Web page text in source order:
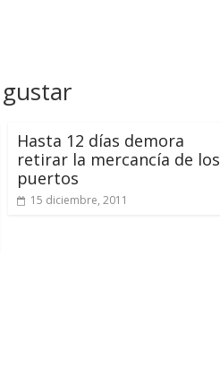
Hasta 12 días demora
retirar la mercancía de los
puertos
15 diciembre, 2011